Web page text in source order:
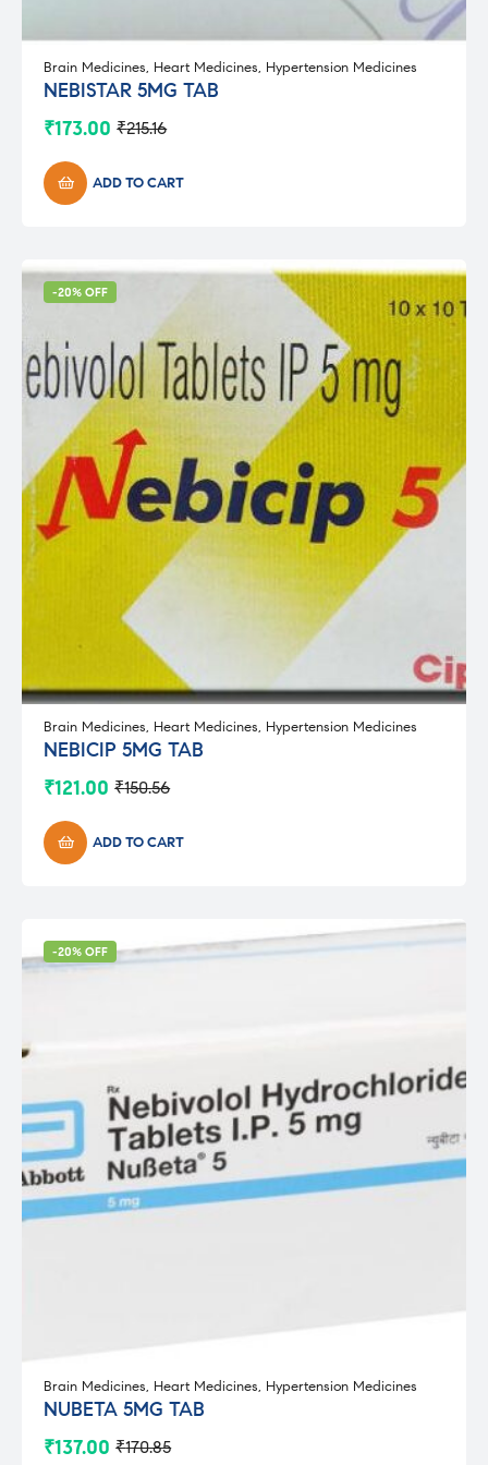
Brain Medicines, Heart Medicines, Hypertension Medicines
NEBISTAR 5MG TAB
₹215.16
Original
was:
₹215.16.
₹173.00
Current
is:
₹173.00.ADD TO CART
-20% OFF
Brain Medicines, Heart Medicines, Hypertension Medicines
NEBICIP 5MG TAB
₹150.56
Original
was:
₹150.56.
₹121.00
Current
is:
₹121.00.ADD TO CART
-20% OFF
Brain Medicines, Heart Medicines, Hypertension Medicines
NUBETA 5MG TAB
₹170.85
Original
₹137.00
Current